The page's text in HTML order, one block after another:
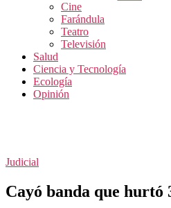
Cine
Farándula
Teatro
Televisión
Salud
Ciencia y Tecnología
Ecología
Opinión
Categorías
Judicial
Cayó banda que hurtó